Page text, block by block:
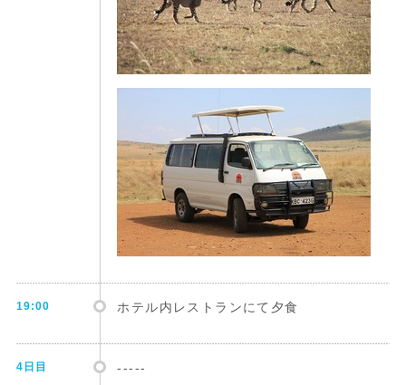
19:00 ホテル内レストランにて夕食
4日目 -----